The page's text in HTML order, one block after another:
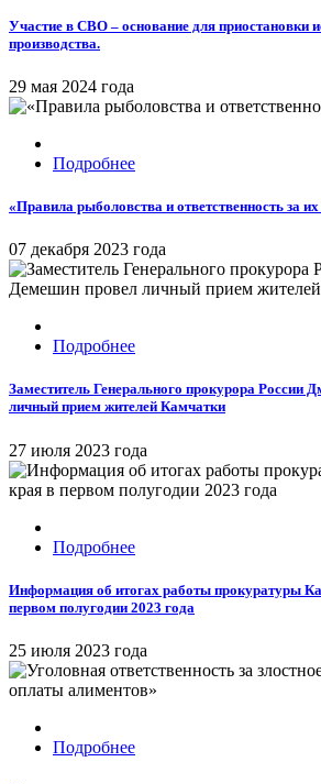
Участие в СВО – основание для приостановки
производства.
29 мая 2024 года
Подробнее
«Правила рыболовства и ответственность за
07 декабря 2023 года
Подробнее
Заместитель Генерального прокурора России
личный прием жителей Камчатки
27 июля 2023 года
Подробнее
Информация об итогах работы прокуратуры
первом полугодии 2023 года
25 июля 2023 года
Подробнее